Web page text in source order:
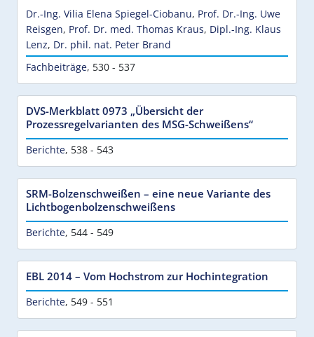
Dr.-Ing. Vilia Elena Spiegel-Ciobanu, Prof. Dr.-Ing. Uwe
Reisgen, Prof. Dr. med. Thomas Kraus, Dipl.-Ing. Klaus
Lenz, Dr. phil. nat. Peter Brand
Fachbeiträge, 530 - 537
DVS-Merkblatt 0973 „Übersicht der
Prozessregelvarianten des MSG-Schweißens“
Berichte, 538 - 543
SRM-Bolzenschweißen – eine neue Variante des
Lichtbogenbolzenschweißens
Berichte, 544 - 549
EBL 2014 – Vom Hochstrom zur Hochintegration
Berichte, 549 - 551